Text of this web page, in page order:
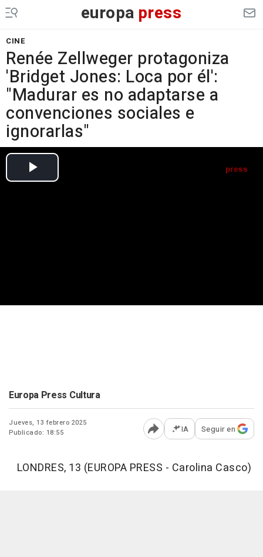
europa press
CINE
Renée Zellweger protagoniza
'Bridget Jones: Loca por él':
"Madurar es no adaptarse a
convenciones sociales e
ignorarlas"
Europa Press Cultura
Jueves, 13 febrero 2025
Publicado: 18:55
Abrir opciones para
IA Seguir en
LONDRES, 13 (EUROPA PRESS - Carolina Casco)